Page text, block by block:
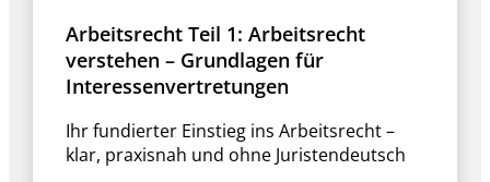
Arbeitsrecht Teil 1: Arbeitsrecht
verstehen – Grundlagen für
Interessenvertretungen
Ihr fundierter Einstieg ins Arbeitsrecht –
klar, praxisnah und ohne Juristendeutsch